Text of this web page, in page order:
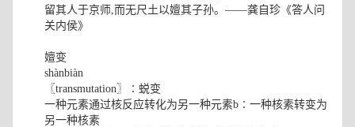
留其人于京师,而无尺土以嬗其子孙。——龚自珍《答人问
关内侯》
嬗变
shànbiàn
〖transmutation〗∶蜕变
一种元素通过核反应转化为另一种元素b∶一种核素转变为
另一种核素